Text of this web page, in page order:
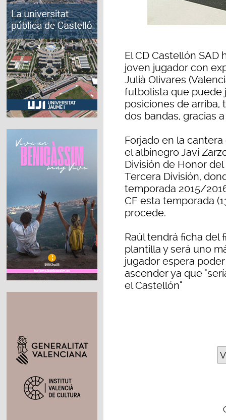
El CD Castellón
joven jugador con
Julià Olivares
futbolista que puede
posiciones de arriba,
dos bandas, gracias
Forjado en la
el albinegro Javi
División de Honor
Tercera División,
temporada 2015/
CF esta temporada
procede.
Raúl tendrá ficha del
plantilla y será uno
jugador espera
ascender ya que
el Castellón"